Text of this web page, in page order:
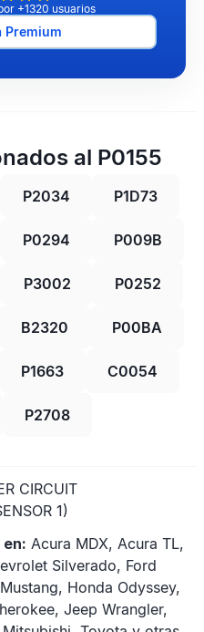
+1320 usuarios
Premium
al P0155
P2034 P1D73
P0294 P009B
P3002 P0252
B2320 P00BA
P1663 C0054
P2708
CIRCUIT
1)
en: Acura MDX, Acura TL,
Silverado, Ford
Honda Odyssey,
Jeep Wrangler,